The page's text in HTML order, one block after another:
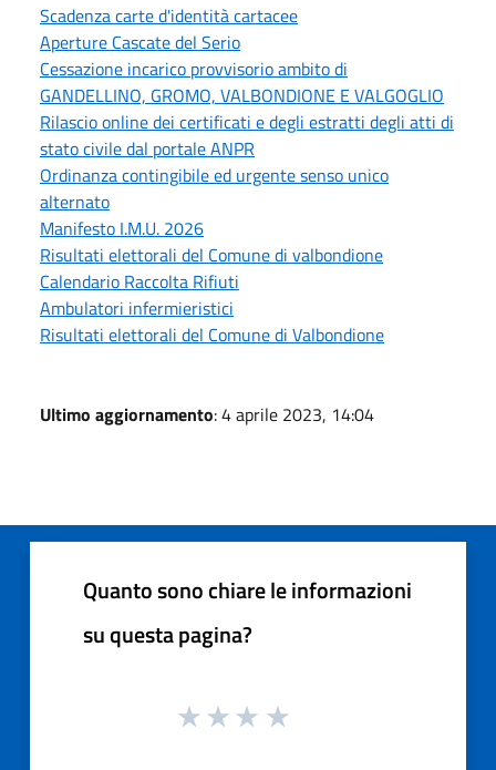
Scadenza carte d'identità cartacee
Aperture Cascate del Serio
Cessazione incarico provvisorio ambito di
GANDELLINO, GROMO, VALBONDIONE E VALGOGLIO
Rilascio online dei certificati e degli estratti degli atti di
stato civile dal portale ANPR
Ordinanza contingibile ed urgente senso unico
alternato
Manifesto I.M.U. 2026
Risultati elettorali del Comune di valbondione
Calendario Raccolta Rifiuti
Ambulatori infermieristici
Risultati elettorali del Comune di Valbondione
Ultimo aggiornamento: 4 aprile 2023, 14:04
Quanto sono chiare le informazioni
su questa pagina?